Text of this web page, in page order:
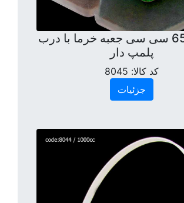
ظرف 650 سی سی جعبه خرما با درب
پلمپ دار
کد کالا: 8045
جزئیات